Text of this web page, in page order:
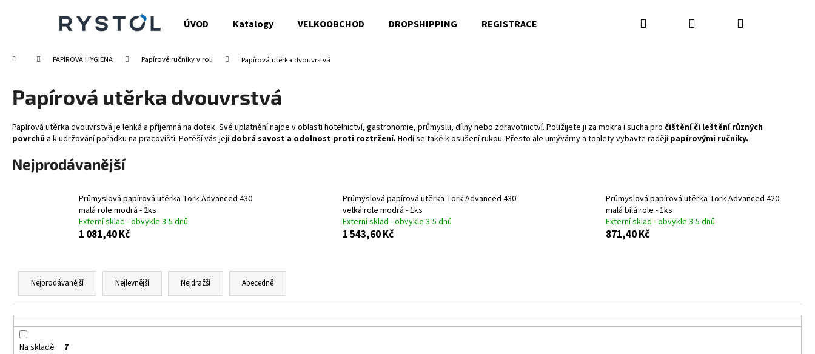
ÚVOD Katalogy VELKOOBCHOD DROPSHIPPING REGISTRACE Hledat PřihlášeníNákupní
Domů PAPÍROVÁ HYGIENA Papírové ručníky v roli Papírová utěrka dvouvrstvá
Papírová utěrka dvouvrstvá
Papírová utěrka dvouvrstvá je lehká a příjemná na dotek. Své uplatnění najde v oblasti hotelnictví, gastronomie, průmyslu, dílny nebo zdravotnictví. Použijete ji za mokra i sucha pro čištění či leštění různých
povrchů a k udržování pořádku na pracovišti. Potěší vás jejídobrá savost a odolnost proti roztržení. Hodí se také k osušení rukou. Přesto ale umývárny a toalety vybavte raději papírovými ručníky.
Nejprodávanější
Průmyslová papírová utěrka Tork Advanced 430
malá role modrá - 2ks
Externí sklad - obvykle 3-5 dnů
1 081,40 Kč
Průmyslová papírová utěrka Tork Advanced 430
velká role modrá - 1ks
Externí sklad - obvykle 3-5 dnů
1 543,60 Kč
Průmyslová papírová utěrka Tork Advanced 420
malá bílá role - 1ks
Externí sklad - obvykle 3-5 dnů
871,40 Kč
Ř
z
e
n
Nejprodávanější Nejlevnější Nejdražší Abecedně
Na skladě 7
Zpět
Zpět
Co potřebujete najít?
ALOBAL 10M PREMIUM
17,10 Kč
TAŠKA HDPE 5KG, 200KS/ROLE BALENÉ
53,40 Kč